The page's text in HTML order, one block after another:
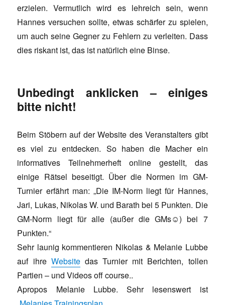
erzielen. Vermutlich wird es lehreich sein, wenn
Hannes versuchen sollte, etwas schärfer zu spielen,
um auch seine Gegner zu Fehlern zu verleiten. Dass
dies riskant ist, das ist natürlich eine Binse.
Unbedingt anklicken – einiges
bitte nicht!
Beim Stöbern auf der Website des Veranstalters gibt
es viel zu entdecken. So haben die Macher ein
informatives Teilnehmerheft online gestellt, das
einige Rätsel beseitigt. Über die Normen im GM-
Turnier erfährt man: „Die IM-Norm liegt für Hannes,
Jari, Lukas, Nikolas W. und Barath bei 5 Punkten. Die
GM-Norm liegt für alle (außer die GMs☺) bei 7
Punkten.“
Sehr launig kommentieren Nikolas & Melanie Lubbe
auf ihre Websitedas Turnier mit Berichten, tollen
Partien – und Videos off course..
Apropos Melanie Lubbe. Sehr lesenswert ist